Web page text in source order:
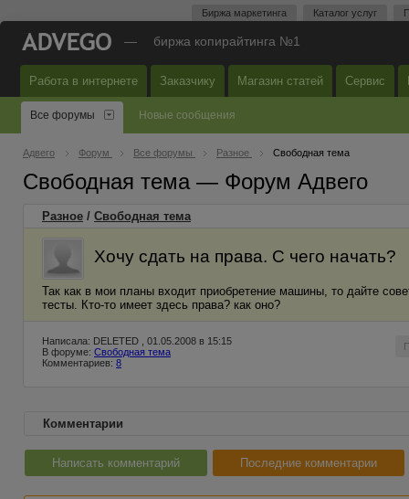
Биржа маркетинга Каталог услуг
— биржа копирайтинга №1
Работа в интернете Заказчику Магазин статей Сервис
Все форумы Новые сообщения
Адвего Форум Все форумы Разное Свободная тема
Свободная тема — Форум Адвего
Разное / Свободная тема
Хочу сдать на права. С чего начать?
Так как в мои планы входит приобретение машины, то дайте
тесты. Кто-то имеет здесь права? как оно?
Написала: DELETED , 01.05.2008 в 15:15
В форуме: Свободная тема
Комментариев: 8
Комментарии
Написать комментарий Последние комментарии